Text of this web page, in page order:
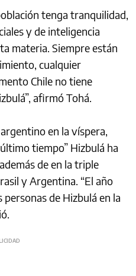
tenga tranquilidad,
y de inteligencia
materia. Siempre están
cualquier
Chile no tiene
afirmó Tohá.
en la víspera,
tiempo” Hizbulá ha
de en la triple
y Argentina. “El año
de Hizbulá en la